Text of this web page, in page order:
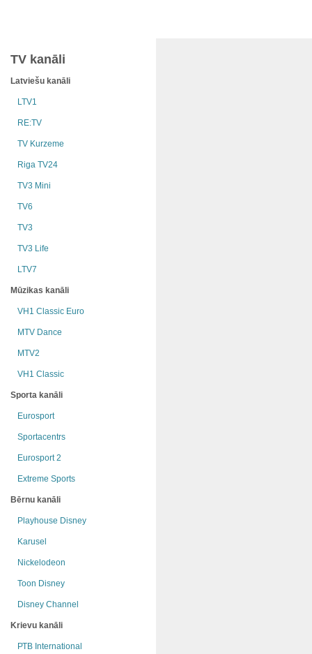
TV kanāli
Latviešu kanāli
LTV1
RE:TV
TV Kurzeme
Riga TV24
TV3 Mini
TV6
TV3
TV3 Life
LTV7
Mūzikas kanāli
VH1 Classic Euro
MTV Dance
MTV2
VH1 Classic
Sporta kanāli
Eurosport
Sportacentrs
Eurosport 2
Extreme Sports
Bērnu kanāli
Playhouse Disney
Karusel
Nickelodeon
Toon Disney
Disney Channel
Krievu kanāli
РТB International